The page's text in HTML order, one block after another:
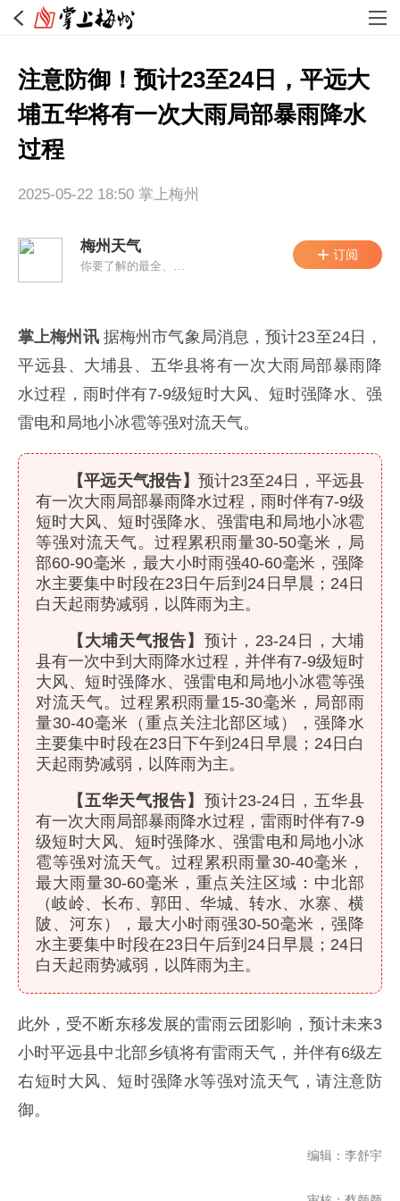
注意防御！预计23至24日，平远大
埔五华将有一次大雨局部暴雨降水
过程
2025-05-22 18:50 掌上梅州
梅州天气
你要了解的最全、最新梅州天气资讯都在这里，了解一下！
掌上梅州讯 据梅州市气象局消息，预计23至24日，
平远县、大埔县、五华县将有一次大雨局部暴雨降
水过程，雨时伴有7-9级短时大风、短时强降水、强
雷电和局地小冰雹等强对流天气。
【平远天气报告】 预计23至24日，平远县
有一次大雨局部暴雨降水过程，雨时伴有7-9级
短时大风、短时强降水、强雷电和局地小冰雹
等强对流天气。过程累积雨量30-50毫米，局
部60-90毫米，最大小时雨强40-60毫米，强降
水主要集中时段在23日午后到24日早晨；24日
白天起雨势减弱，以阵雨为主。
【大埔天气报告】 预计，23-24日，大埔
县有一次中到大雨降水过程，并伴有7-9级短时
大风、短时强降水、强雷电和局地小冰雹等强
对流天气。过程累积雨量15-30毫米，局部雨
量30-40毫米（重点关注北部区域），强降水
主要集中时段在23日下午到24日早晨；24日白
天起雨势减弱，以阵雨为主。
【五华天气报告】 预计23-24日，五华县
有一次大雨局部暴雨降水过程，雷雨时伴有7-9
级短时大风、短时强降水、强雷电和局地小冰
雹等强对流天气。过程累积雨量30-40毫米，
最大雨量30-60毫米，重点关注区域：中北部
（岐岭、长布、郭田、华城、转水、水寨、横
陂、河东），最大小时雨强30-50毫米，强降
水主要集中时段在23日午后到24日早晨；24日
白天起雨势减弱，以阵雨为主。
此外，受不断东移发展的雷雨云团影响，预计未来3
小时平远县中北部乡镇将有雷雨天气，并伴有6级左
右短时大风、短时强降水等强对流天气，请注意防
御。
编辑：李舒宇